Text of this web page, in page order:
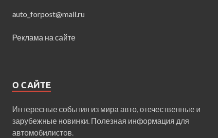
auto_forpost@mail.ru
Реклама на сайте
О САЙТЕ
Интересные события из мира авто, отечественные и
зарубежные новинки. Полезная информация для
автомобилистов.